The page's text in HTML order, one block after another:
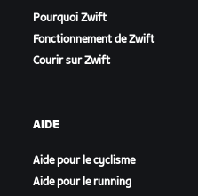
Pourquoi Zwift
Fonctionnement de Zwift
Courir sur Zwift
AIDE
Aide pour le cyclisme
Aide pour le running